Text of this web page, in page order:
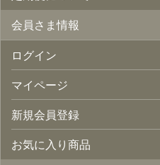
会員さま情報
ログイン
マイページ
新規会員登録
お気に入り商品